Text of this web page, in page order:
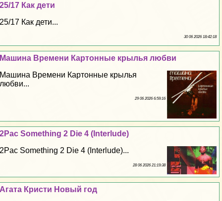
25/17 Как дети
25/17 Как дети...
30 06 2026 18:42:18
Машина Времени Картонные крылья любви
Машина Времени Картонные крылья
любви...
29 06 2026 6:59:16
2Pac Something 2 Die 4 (Interlude)
2Pac Something 2 Die 4 (Interlude)...
28 06 2026 21:19:38
Агата Кристи Новый год